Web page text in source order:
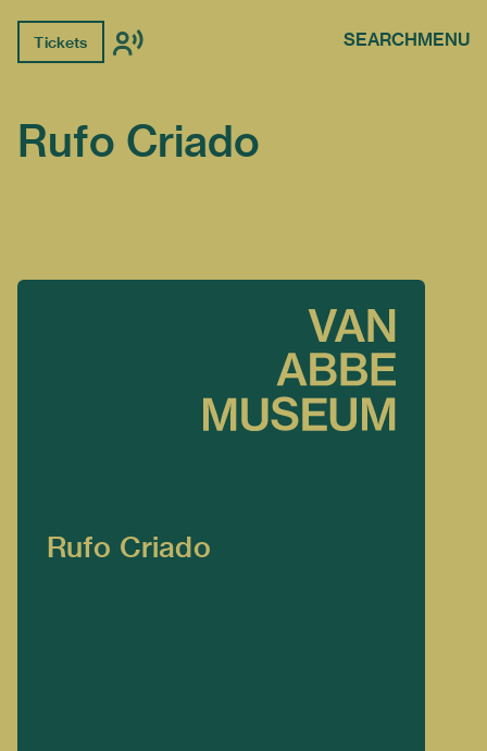
Tickets SEARCHMENU
Rufo Criado
Rufo Criado